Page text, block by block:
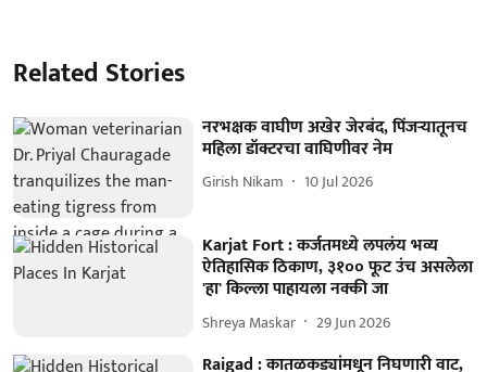
Related Stories
नरभक्षक वाघीण अखेर जेरबंद, पिंजऱ्यातूनच
महिला डॉक्टरचा वाघिणीवर नेम
Girish Nikam 10 Jul 2026
Karjat Fort : कर्जतमध्ये लपलंय भव्य
ऐतिहासिक ठिकाण, ३१०० फूट उंच असलेला
'हा' किल्ला पाहायला नक्की जा
Shreya Maskar 29 Jun 2026
Raigad : कातळकड्यांमधून निघणारी वाट,